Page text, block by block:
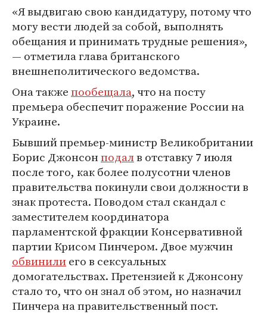
«Я выдвигаю свою кандидатуру, потому что
могу вести людей за собой, выполнять
обещания и принимать трудные решения»,
— отметила глава британского
внешнеполитического ведомства.
Она такжепообещала, что на посту
премьера обеспечит поражение России на
Украине.
Бывший премьер-министр Великобритании
Борис Джонсонподалв отставку 7 июля
после того, как более полусотни членов
правительства покинули свои должности в
знак протеста. Поводом стал скандал с
заместителем координатора
парламентской фракции Консервативной
партии Крисом Пинчером. Двое мужчин
обвинилиего в сексуальных
домогательствах. Претензией к Джонсону
стало то, что он знал об этом, но назначил
Пинчера на правительственный пост.